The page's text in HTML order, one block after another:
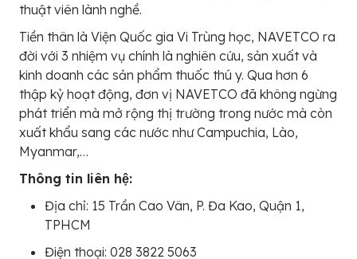
thuật viên lành nghề.
Tiền thân là Viện Quốc gia Vi Trùng học, NAVETCO ra
đời với 3 nhiệm vụ chính là nghiên cứu, sản xuất và
kinh doanh các sản phẩm thuốc thú y. Qua hơn 6
thập kỷ hoạt động, đơn vị NAVETCO đã không ngừng
phát triển mà mở rộng thị trường trong nước mà còn
xuất khẩu sang các nước như Campuchia, Lào,
Myanmar,…
Thông tin liên hệ:
Địa chỉ: 15 Trần Cao Vân, P. Đa Kao, Quận 1,
TPHCM
Điện thoại: 028 3822 5063